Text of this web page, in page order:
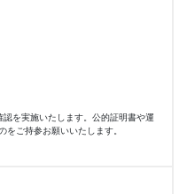
を実施いたします。公的証明書や運
ご持参お願いいたします。